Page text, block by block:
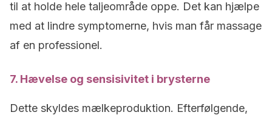
til at holde hele taljeområde oppe. Det kan hjælpe
med at lindre symptomerne, hvis man får massage
af en professionel.
7. Hævelse og sensisivitet i brysterne
Dette skyldes mælkeproduktion. Efterfølgende,